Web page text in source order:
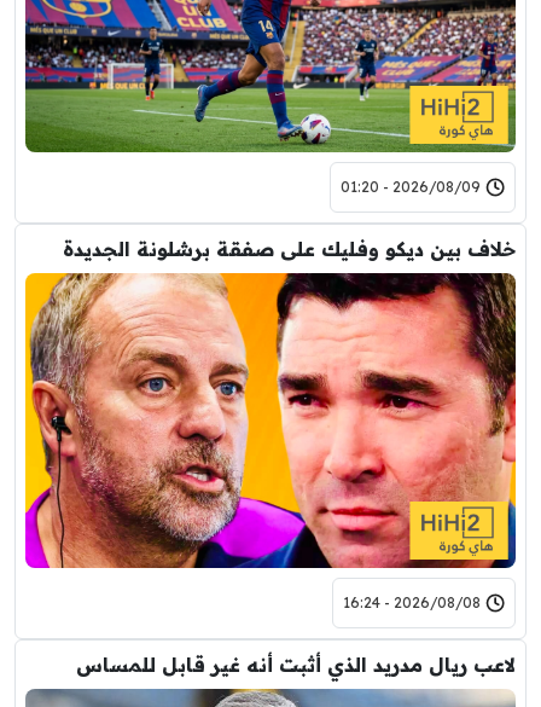
2026/08/09 - 01:20
خلاف بين ديكو وفليك على صفقة برشلونة الجديدة
2026/08/08 - 16:24
لاعب ريال مدريد الذي أثبت أنه غير قابل للمساس